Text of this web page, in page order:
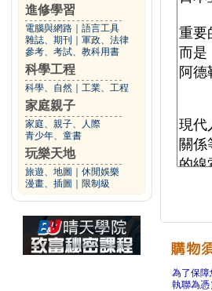
進修學習
電腦與網路
語言工具
雜誌、期刊
軍政、法律
參考、考試、教科用書
科學工程
科學、自然 工業、工程
家庭親子
家庭、親子、人際
青少年、童書
玩樂天地
旅遊、地圖
休閒娛樂
漫畫、插圖
限制級
為了保障
執聯為憑